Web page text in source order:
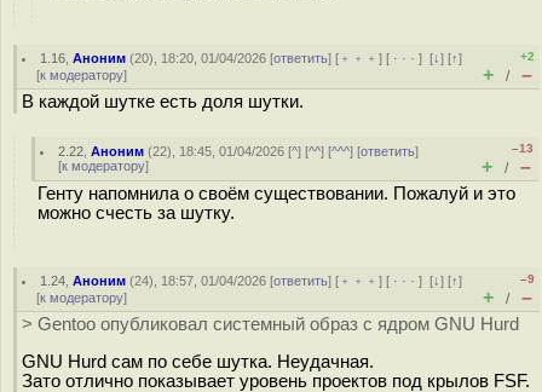
1.16 ,Аноним (20), 18:20, 01/04/2026 [ответить] [ ﹢﹢﹢] [ · · ·][↓] [↑]
[к модератору]
+2
+ / –
В каждой шутке есть доля шутки.
2.22 ,Аноним (22), 18:45, 01/04/2026 [^] [^^] [^^^] [ответить]
[к модератору]
–13
+ / –
Генту напомнила о своём существовании. Пожалуй и это
можно счесть за шутку.
1.24 ,Аноним (24), 18:57, 01/04/2026 [ответить] [ ﹢﹢﹢] [ · · ·][↓] [↑]
[к модератору]
–9
+ / –
> Gentoo опубликовал системный образ с ядром GNU Hurd
GNU Hurd сам по себе шутка. Неудачная.
Зато отлично показывает уровень проектов под крылов FSF.